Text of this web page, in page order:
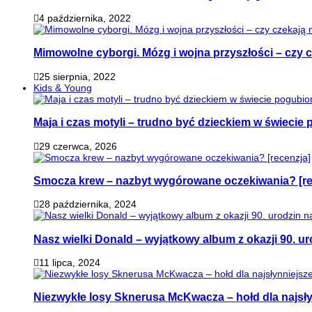
4 października, 2022
Mimowolne cyborgi. Mózg i wojna przyszłości –
25 sierpnia, 2022
Kids & Young
Maja i czas motyli – trudno być dzieckiem w świecie
29 czerwca, 2026
Smocza krew – nazbyt wygórowane oczekiwania?
28 października, 2024
Nasz wielki Donald – wyjątkowy album z okazji 90.
11 lipca, 2024
Niezwykłe losy Sknerusa McKwacza – hołd dla